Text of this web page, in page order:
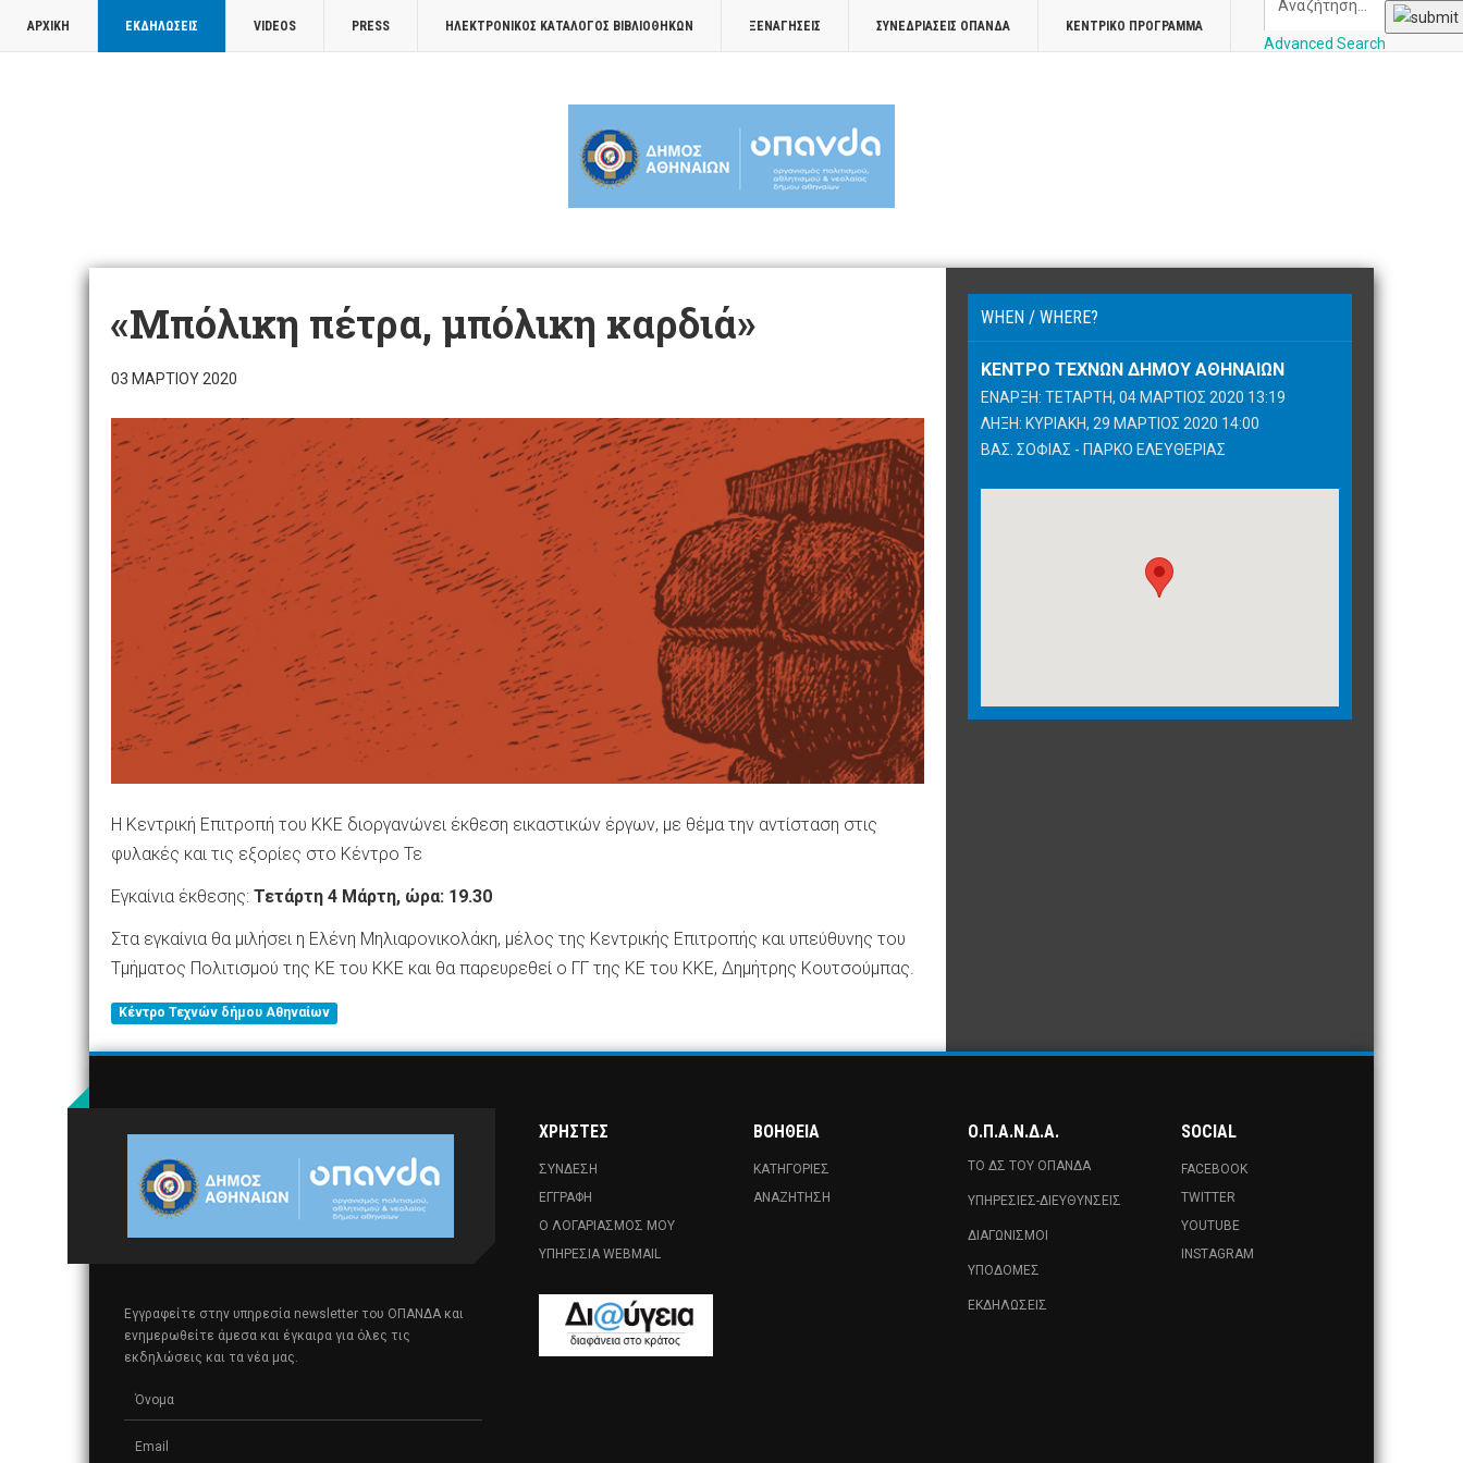
ΑΡΧΙΚΉ ΕΚΔΗΛΏΣΕΙΣ VIDEOS PRESS ΗΛΕΚΤΡΟΝΙΚΟΣ ΚΑΤΑΛΟΓΟΣ ΒΙΒΛΙΟΘΗΚΩΝ ΞΕΝΑΓΉΣΕΙΣ ΣΥΝΕΔΡΙΆΣΕΙΣ ΟΠΑΝΔΑ ΚΕΝΤΡΙΚΌ ΠΡΌΓΡΑΜΜΑ
Advanced Search
«Μπόλικη πέτρα, μπόλικη καρδιά»
03 ΜΑΡΤΊΟΥ 2020
Η Κεντρική Επιτροπή του ΚΚΕ διοργανώνει έκθεση εικαστικών έργων, με θέμα την αντίσταση στις
φυλακές και τις εξορίες στο Κέντρο Τε
Εγκαίνια έκθεσης: Τετάρτη 4 Μάρτη, ώρα: 19.30
Στα εγκαίνια θα μιλήσει η Ελένη Μηλιαρονικολάκη, μέλος της Κεντρικής Επιτροπής και υπεύθυνης του
Τμήματος Πολιτισμού της ΚΕ του ΚΚΕ και θα παρευρεθεί ο ΓΓ της ΚΕ του ΚΚΕ, Δημήτρης Κουτσούμπας.
Κέντρο Τεχνών δήμου Αθηναίων
WHEN / WHERE?
ΚΈΝΤΡΟ ΤΕΧΝΏΝ ΔΉΜΟΥ ΑΘΗΝΑΊΩΝ
ΈΝΑΡΞΗ: ΤΕΤΆΡΤΗ, 04 ΜΆΡΤΙΟΣ 2020 13:19
ΛΉΞΗ: ΚΥΡΙΑΚΉ, 29 ΜΆΡΤΙΟΣ 2020 14:00
ΒΑΣ. ΣΟΦΊΑΣ - ΠΆΡΚΟ ΕΛΕΥΘΕΡΊΑΣ
Εγγραφείτε στην υπηρεσία newsletter του ΟΠΑΝΔΑ και
ενημερωθείτε άμεσα και έγκαιρα για όλες τις
εκδηλώσεις και τα νέα μας.
ΧΡΉΣΤΕΣ
ΣΎΝΔΕΣΗ
ΕΓΓΡΑΦΉ
Ο ΛΟΓΑΡΙΑΣΜΌΣ ΜΟΥ
ΥΠΗΡΕΣΊΑ WEBMAIL
ΒΟΉΘΕΙΑ
ΚΑΤΗΓΟΡΊΕΣ
ΑΝΑΖΉΤΗΣΗ
Ο.Π.Α.Ν.Δ.Α.
ΤΟ ΔΣ ΤΟΥ ΟΠΑΝΔΑ
ΥΠΗΡΕΣΊΕΣ-ΔΙΕΥΘΎΝΣΕΙΣ
ΔΙΑΓΩΝΙΣΜΟΊ
ΥΠΟΔΟΜΈΣ
ΕΚΔΗΛΏΣΕΙΣ
SOCIAL
FACEBOOK
TWITTER
YOUTUBE
INSTAGRAM